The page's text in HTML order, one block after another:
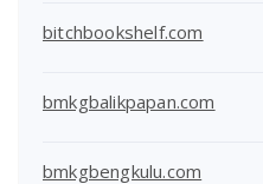
bitchbookshelf.com
bmkgbalikpapan.com
bmkgbengkulu.com